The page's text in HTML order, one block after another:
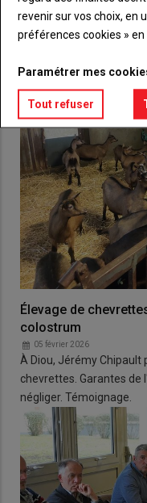
VOUS AIMEREZ
Élevage de
colostrum
05 février 2026
À Diou, Jérémy Chipault
chevrettes. Garantes de
négliger. Témoignage.
revenir sur vos choix, en
préférences cookies » en
Paramétrer mes
Tout refuser